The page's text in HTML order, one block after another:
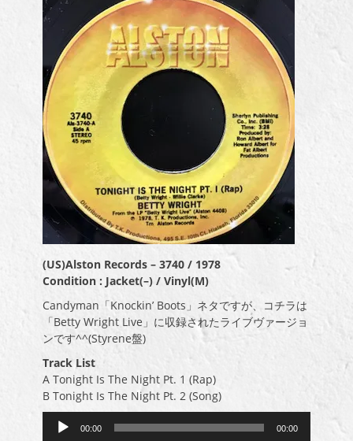
(US)Alston Records – 3740 / 1978
Condition : Jacket(–) / Vinyl(M)
Candyman「Knockin’ Boots」ネタですが、コチラは
「Betty Wright Live」に収録されたライブヴァージョ
ンです^^(Styrene盤)
Track List
A Tonight Is The Night Pt. 1 (Rap)
B Tonight Is The Night Pt. 2 (Song)
00:00 00:00